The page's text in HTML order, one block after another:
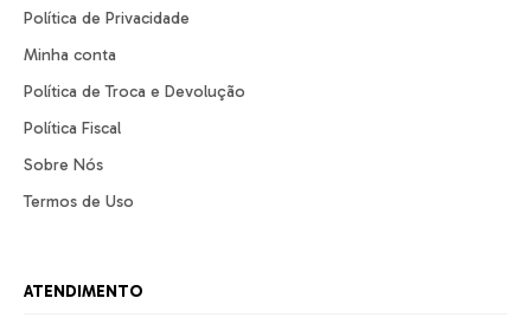
Política de Privacidade
Minha conta
Política de Troca e Devolução
Política Fiscal
Sobre Nós
Termos de Uso
ATENDIMENTO